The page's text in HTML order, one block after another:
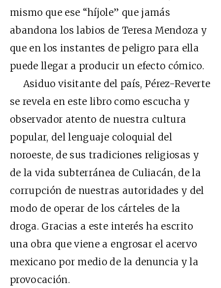
mismo que ese “híjole” que jamás
abandona los labios de Teresa Mendoza y
que en los instantes de peligro para ella
puede llegar a producir un efecto cómico.
Asiduo visitante del país, Pérez-Reverte
se revela en este libro como escucha y
observador atento de nuestra cultura
popular, del lenguaje coloquial del
noroeste, de sus tradiciones religiosas y
de la vida subterránea de Culiacán, de la
corrupción de nuestras autoridades y del
modo de operar de los cárteles de la
droga. Gracias a este interés ha escrito
una obra que viene a engrosar el acervo
mexicano por medio de la denuncia y la
provocación.